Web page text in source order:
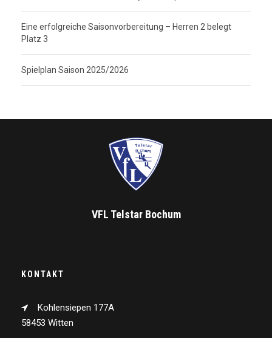
Eine erfolgreiche Saisonvorbereitung – Herren 2 belegt
Platz 3
Spielplan Saison 2025/2026
VFL Telstar Bochum
KONTAKT
Kohlensiepen 177A
58453 Witten